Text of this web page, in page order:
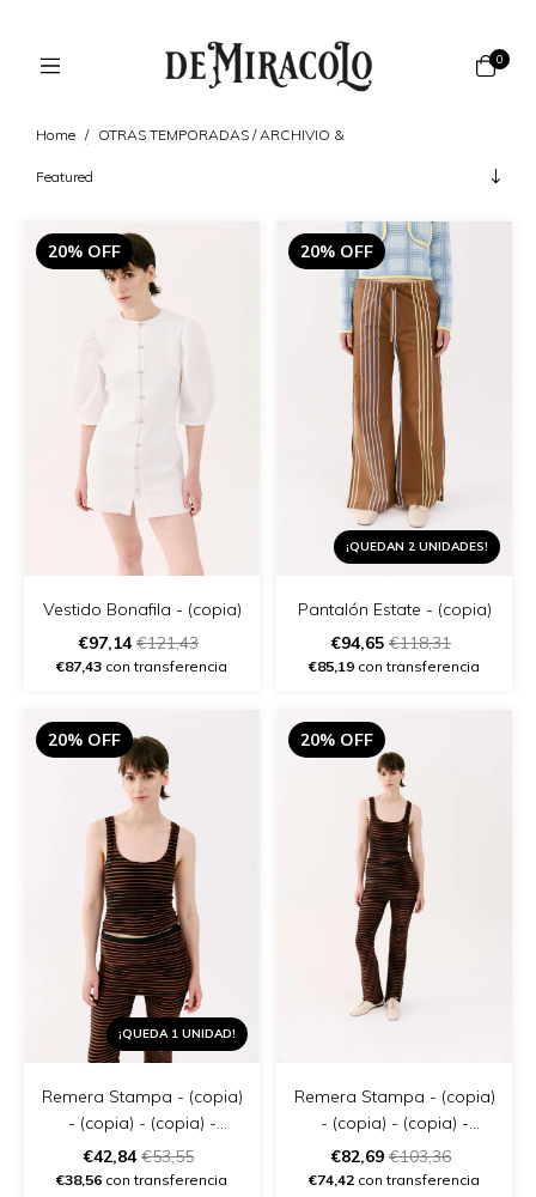
0
Home / OTRAS TEMPORADAS / ARCHIVIO &
20% OFF
Vestido Bonafila - (copia)
€97,14€121,43
€87,43 con transferencia
20% OFF
¡QUEDAN 2 UNIDADES!
Pantalón Estate - (copia)
€94,65 €118,31
€85,19 con transferencia
20% OFF
¡QUEDA 1 UNIDAD!
Remera Stampa - (copia)
- (copia) - (copia) -
(copia) - (copia) - (copia)
€42,84€53,55
€38,56 con transferencia
20% OFF
Remera Stampa - (copia)
- (copia) - (copia) -
(copia) - (copia) - (copia)
- (copia)
€82,69 €103,36
€74,42 con transferencia